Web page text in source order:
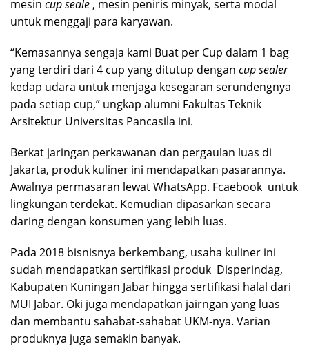
mesin cup seale, mesin peniris minyak, serta modal
untuk menggaji para karyawan.
“Kemasannya sengaja kami Buat per Cup dalam 1 bag
yang terdiri dari 4 cup yang ditutup dengan cup sealer
kedap udara untuk menjaga kesegaran serundengnya
pada setiap cup,” ungkap alumni Fakultas Teknik
Arsitektur Universitas Pancasila ini.
Berkat jaringan perkawanan dan pergaulan luas di
Jakarta, produk kuliner ini mendapatkan pasarannya.
Awalnya permasaran lewat WhatsApp. Fcaebook untuk
lingkungan terdekat. Kemudian dipasarkan secara
daring dengan konsumen yang lebih luas.
Pada 2018 bisnisnya berkembang, usaha kuliner ini
sudah mendapatkan sertifikasi produk Disperindag,
Kabupaten Kuningan Jabar hingga sertifikasi halal dari
MUI Jabar. Oki juga mendapatkan jairngan yang luas
dan membantu sahabat-sahabat UKM-nya. Varian
produknya juga semakin banyak.